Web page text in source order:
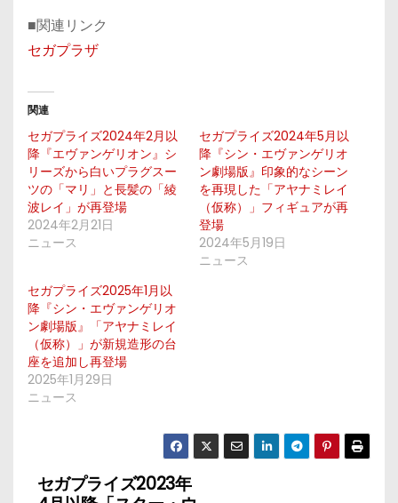
■関連リンク
セガプラザ
関連
セガプライズ2024年2月以
降『エヴァンゲリオン』シ
リーズから白いプラグスー
ツの「マリ」と長髪の「綾
波レイ」が再登場
2024年2月21日
ニュース
セガプライズ2024年5月以
降『シン・エヴァンゲリオ
ン劇場版』印象的なシーン
を再現した「アヤナミレイ
（仮称）」フィギュアが再
登場
2024年5月19日
ニュース
セガプライズ2025年1月以
降『シン・エヴァンゲリオ
ン劇場版』「アヤナミレイ
（仮称）」が新規造形の台
座を追加し再登場
2025年1月29日
ニュース
投
セガプライズ2023年